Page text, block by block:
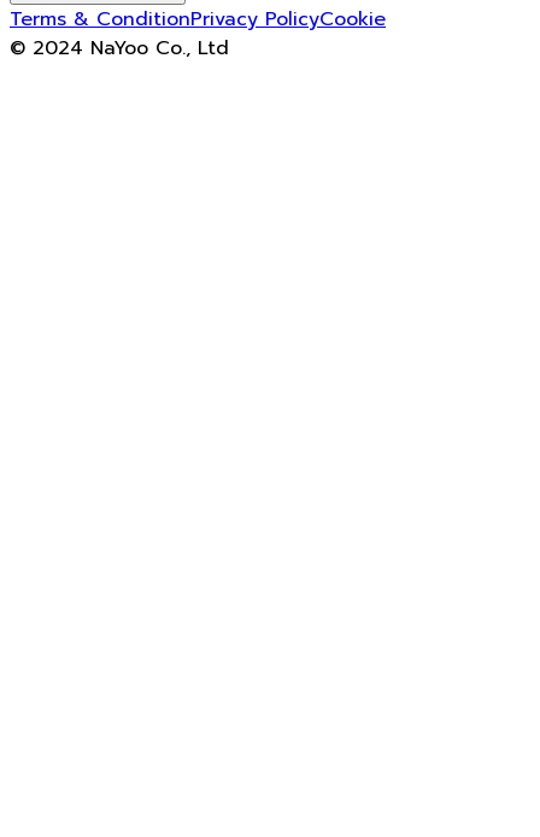
Terms & ConditionPrivacy PolicyCookie
© 2024 NaYoo Co., Ltd